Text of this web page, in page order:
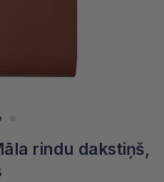
rindu dakstiņš,